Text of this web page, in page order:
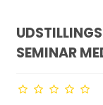
SEMINAR